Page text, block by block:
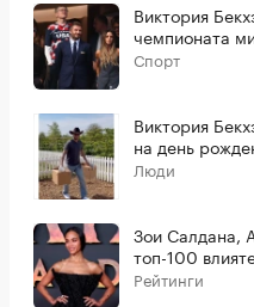
Виктория
чемпионата
Спорт
Виктория
на день
Люди
Зои Салдана,
топ-100
Рейтинги